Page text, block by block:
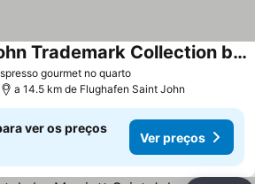
gourmet no quartoVer preços
Chateau Saint John Trademark Collection by Wyndham
a 14.5 km de Flughafen Saint John
ver os preços
Ver preços